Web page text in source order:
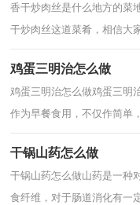
香干炒肉丝是什么地方的菜
干炒肉丝这道菜肴，相信大
哪里的特色菜呢？本文内容
鸡蛋三明治怎么做
鸡蛋三明治怎么做鸡蛋三明
作为早餐食用，不仅作简单
子的&#039;早餐，那么怎么
干锅山药怎么做
干锅山药怎么做山药是一种
食纤维，对于肠道消化有一